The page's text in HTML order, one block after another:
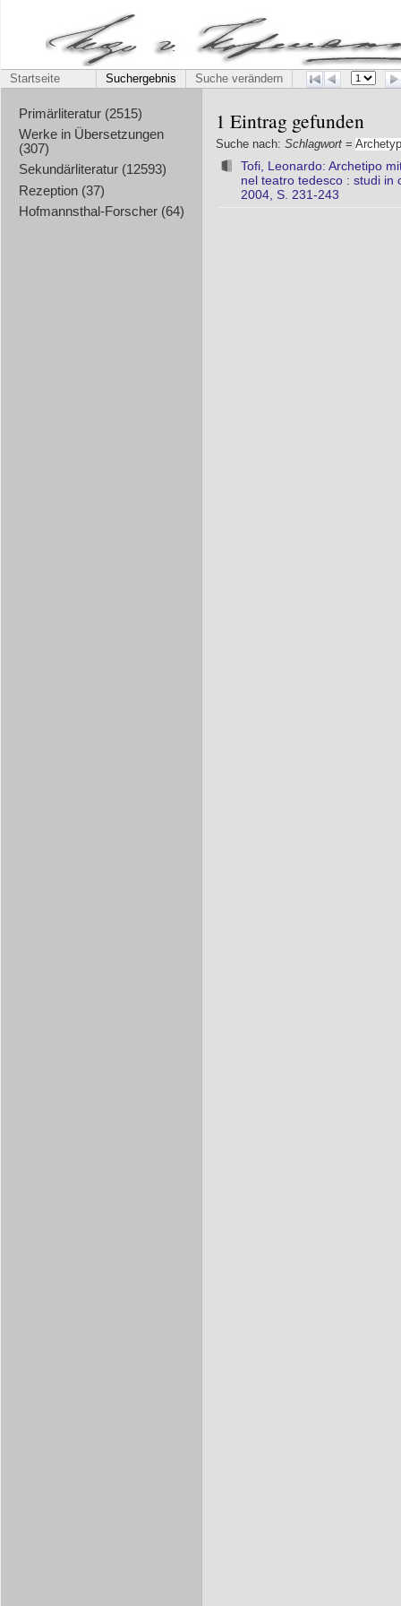
Startseite Suchergebnis Suche verändern
Primärliteratur (2515)
Werke in Übersetzungen
(307)
Sekundärliteratur (12593)
Rezeption (37)
Hofmannsthal-Forscher (64)
1 Eintrag gefunden
Suche nach: Schlagwort =
Tofi, Leonardo: Archetipo
nel teatro tedesco : studi in
2004, S. 231-243